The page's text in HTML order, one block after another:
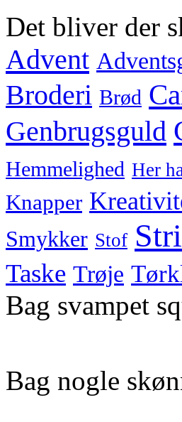
Det bliver der
Advent
Broderi Brød
Genbrugsguld
Hemmelighed Her
Knapper
Smykker Stof
Taske Trøje
Bag svampet
Bag nogle